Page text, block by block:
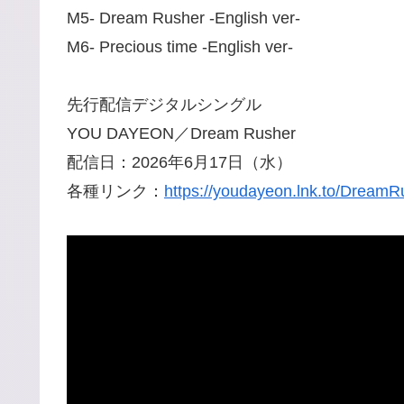
M5- Dream Rusher -English ver-
M6- Precious time -English ver-
先行配信デジタルシングル
YOU DAYEON／Dream Rusher
配信日：2026年6月17日（水）
各種リンク： https://youdayeon.lnk.to/